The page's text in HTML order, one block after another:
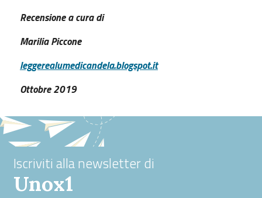
Recensione a cura di
Marilia Piccone
leggerealumedicandela.blogspot.it
Ottobre 2019
Iscriviti alla newsletter di
Unox1